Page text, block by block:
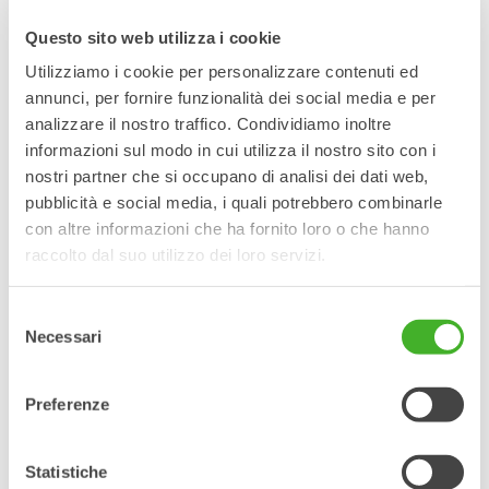
Questo sito web utilizza i cookie
Utilizziamo i cookie per personalizzare contenuti ed
annunci, per fornire funzionalità dei social media e per
analizzare il nostro traffico. Condividiamo inoltre
informazioni sul modo in cui utilizza il nostro sito con i
nostri partner che si occupano di analisi dei dati web,
pubblicità e social media, i quali potrebbero combinarle
con altre informazioni che ha fornito loro o che hanno
raccolto dal suo utilizzo dei loro servizi.
delNecessari
Preferenze
Statistiche
piastre adattatrici imbullonate SQ, adattatori saldati SQ,
adattatori a pendolo SQ e adattatori saldati S. Ciò significa
che esiste una soluzione disponibile per integrare tutti i tipi di
attrezzature con l’attacco macchina Steelwrist o con l’attacco
tiltrotator. Lo standard dell’attacco rapido definisce
l’interfaccia tra attacco e attrezzatura. Tutti i nostri adattatori
seguono lo standard Open-S (OS®) per l’interfaccia
meccanica, idraulica ed elettrica.
Collaboriamo a stretto contatto con numerosi
produttori di attrezzature per creare soluzioni
prestazioni e un instradamento ottimale dei